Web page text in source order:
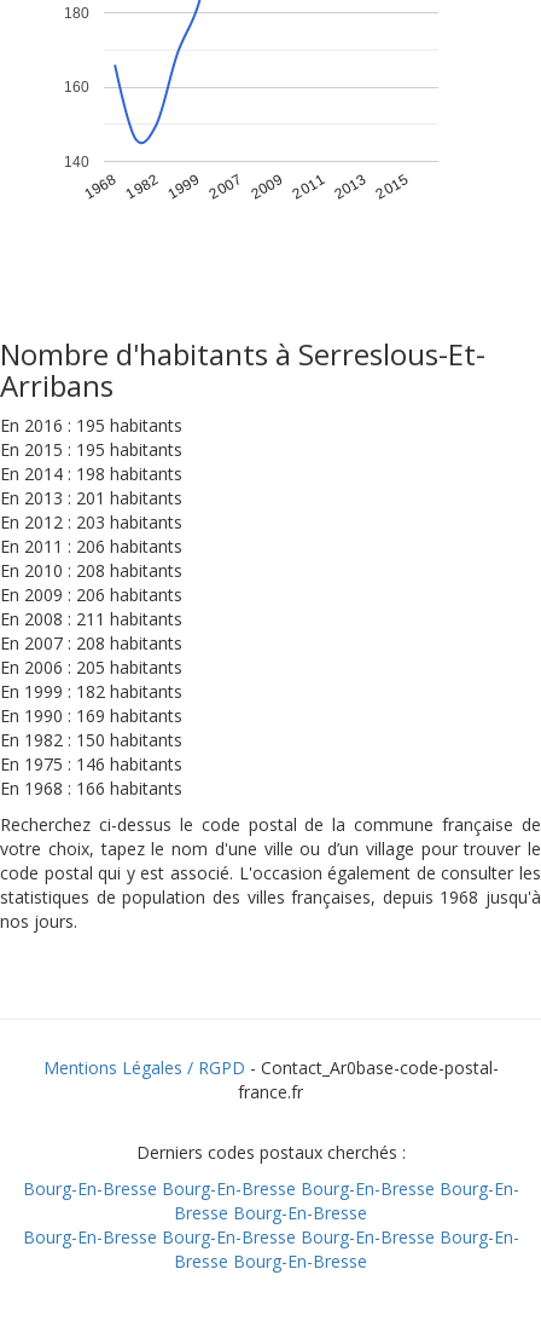
1968 1982 1999 2007 2009 2011 2013 2015
140
160
180
Nombre d'habitants à Serreslous-Et-
Arribans
En 2016 : 195 habitants
En 2015 : 195 habitants
En 2014 : 198 habitants
En 2013 : 201 habitants
En 2012 : 203 habitants
En 2011 : 206 habitants
En 2010 : 208 habitants
En 2009 : 206 habitants
En 2008 : 211 habitants
En 2007 : 208 habitants
En 2006 : 205 habitants
En 1999 : 182 habitants
En 1990 : 169 habitants
En 1982 : 150 habitants
En 1975 : 146 habitants
En 1968 : 166 habitants
Recherchez ci-dessus le code postal de la commune française de
votre choix, tapez le nom d'une ville ou d’un village pour trouver le
code postal qui y est associé. L'occasion également de consulter les
statistiques de population des villes françaises, depuis 1968 jusqu'à
nos jours.
Mentions Légales / RGPD - Contact_Ar0base-code-postal-
france.fr
Derniers codes postaux cherchés :
Bourg-En-Bresse Bourg-En-Bresse Bourg-En-Bresse Bourg-En-
Bresse Bourg-En-Bresse
Bourg-En-Bresse Bourg-En-Bresse Bourg-En-Bresse Bourg-En-
Bresse Bourg-En-Bresse